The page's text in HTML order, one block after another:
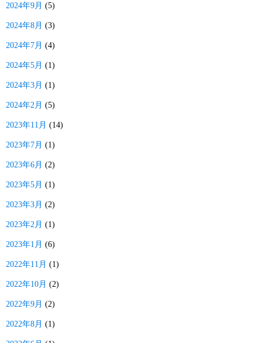
2024年9月 (5)
2024年8月 (3)
2024年7月 (4)
2024年5月 (1)
2024年3月 (1)
2024年2月 (5)
2023年11月 (14)
2023年7月 (1)
2023年6月 (2)
2023年5月 (1)
2023年3月 (2)
2023年2月 (1)
2023年1月 (6)
2022年11月 (1)
2022年10月 (2)
2022年9月 (2)
2022年8月 (1)